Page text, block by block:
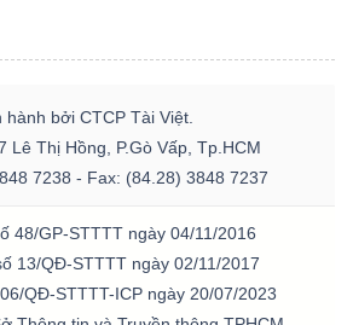
hành bởi CTCP Tài Việt.
Lê Thị Hồng, P.Gò Vấp, Tp.HCM
7238 - Fax: (84.28) 3848 7237
48/GP-STTTT ngày 04/11/2016
13/QĐ-STTTT ngày 02/11/2017
QĐ-STTTT-ICP ngày 20/07/2023